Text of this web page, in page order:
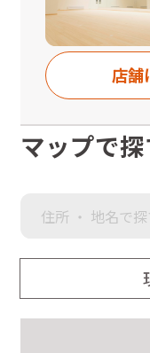
の前を通り、正面の
店舗
マップで